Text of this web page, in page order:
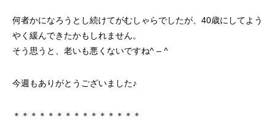
何者かになろうとし続けてがむしゃらでしたが、40歳にしてよう
やく緩んできたかもしれません。
そう思うと、老いも悪くないですね^ – ^
今週もありがとうございました♪
＊＊＊＊＊＊＊＊＊＊＊＊＊＊＊